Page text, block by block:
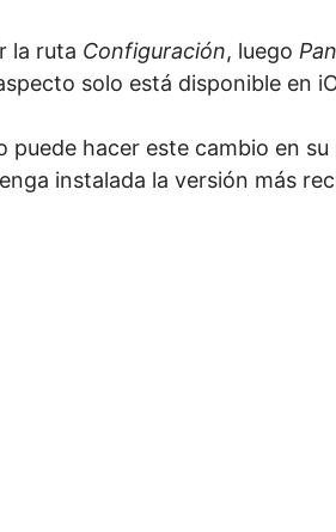
la ruta Configuración, luego
solo está disponible en
puede hacer este cambio en
instalada la versión más